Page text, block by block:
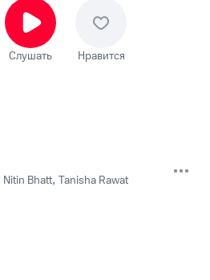
Слушать Нравится
Nitin Bhatt, Tanisha Rawat